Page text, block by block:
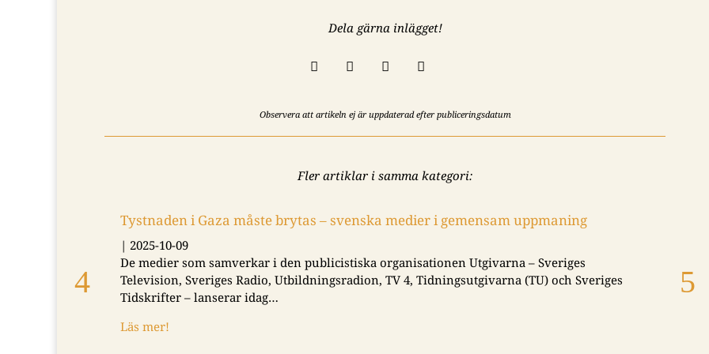
Dela gärna inlägget!
   
Observera att artikeln ej är uppdaterad efter publiceringsdatum
Fler artiklar i samma kategori:
Tystnaden i Gaza måste brytas – svenska medier i gemensam uppmaning
| 2025-10-09
De medier som samverkar i den publicistiska organisationen Utgivarna – Sveriges
Television, Sveriges Radio, Utbildningsradion, TV 4, Tidningsutgivarna (TU) och Sveriges
Tidskrifter – lanserar idag…
Läs mer!